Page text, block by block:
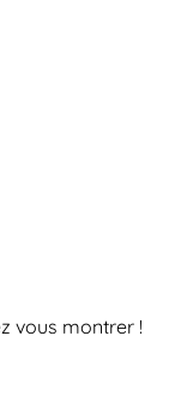
vous montrer !